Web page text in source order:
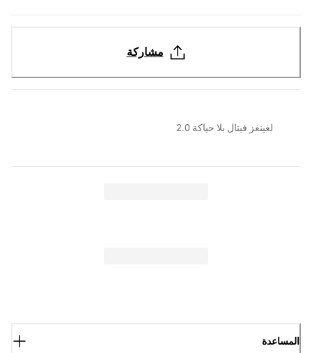
مشاركة
لغينغز فيتال بلا حياكة 2.0
المساعدة